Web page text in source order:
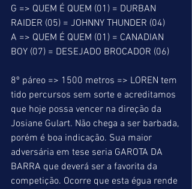
G => QUEM É QUEM (01) = DURBAN
RAIDER (05) = JOHNNY THUNDER (04)
A => QUEM É QUEM (01) = CANADIAN
BOY (07) = DESEJADO BROCADOR (06)
8º páreo => 1500 metros => LOREN tem
tido percursos sem sorte e acreditamos
que hoje possa vencer na direção da
Josiane Gulart. Não chega a ser barbada,
porém é boa indicação. Sua maior
adversária em tese seria GAROTA DA
BARRA que deverá ser a favorita da
competição. Ocorre que esta égua rende